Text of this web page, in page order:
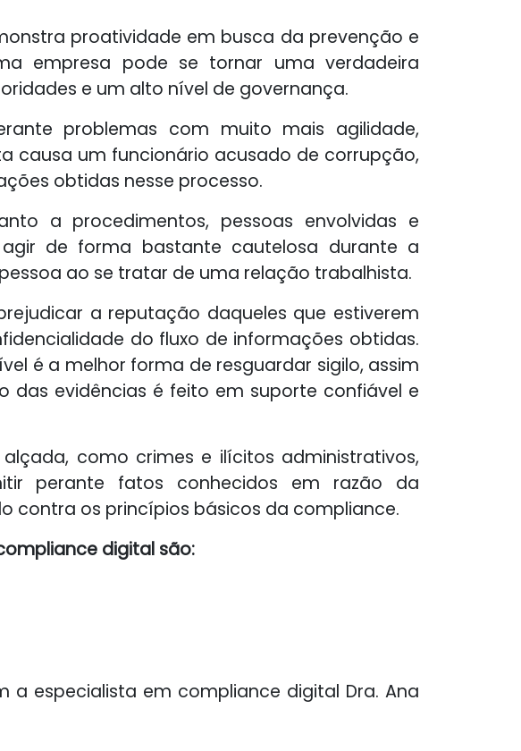
proatividade em busca da prevenção e
empresa pode se tornar uma verdadeira
e um alto nível de governança.
problemas com muito mais agilidade,
causa um funcionário acusado de corrupção,
obtidas nesse processo.
a procedimentos, pessoas envolvidas e
de forma bastante cautelosa durante a
ao se tratar de uma relação trabalhista.
a reputação daqueles que estiverem
do fluxo de informações obtidas.
é a melhor forma de resguardar sigilo, assim
evidências é feito em suporte confiável e
como crimes e ilícitos administrativos,
perante fatos conhecidos em razão da
contra os princípios básicos da compliance.
digital são:
especialista em compliance digital Dra. Ana